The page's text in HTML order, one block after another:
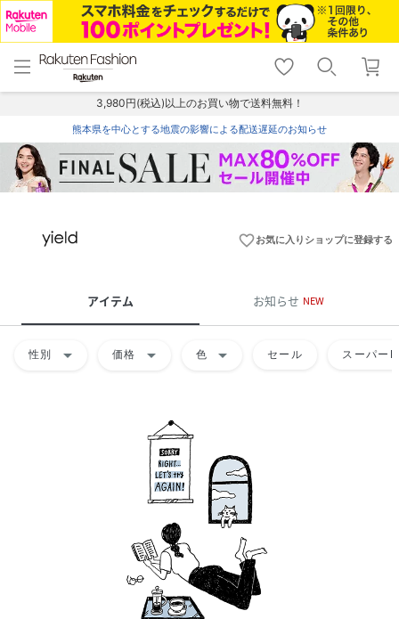
menu home
トップ
shopping_cart lock_outline
ログイン
3,980円(税込)以上のお買い物で送料無料！
熊本県を中心とする地震の影響による配送遅延のお知らせ
favorite_borderお気に入りショップに登録する
アイテム お知らせ NEW
性別 arrow_drop_down 価格 arrow_drop_down 色 arrow_drop_down セール スーパー